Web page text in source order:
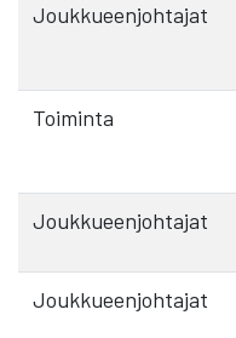
Joukkueenjohtajat
Toiminta
Joukkueenjohtajat
Joukkueenjohtajat